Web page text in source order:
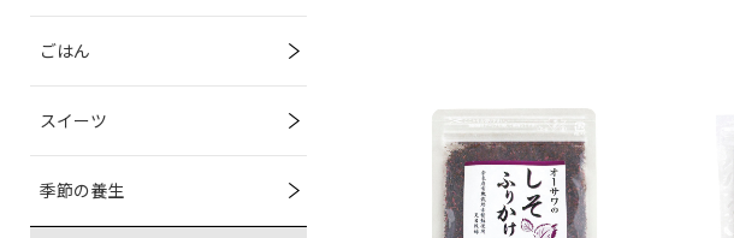
ごはん
スイーツ
季節の養生